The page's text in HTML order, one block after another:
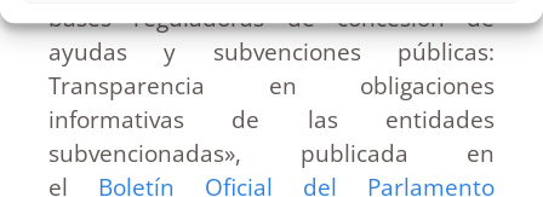
bases reguladoras de concesión de
ayudas y subvenciones públicas:
Transparencia en obligaciones
informativas de las entidades
subvencionadas», publicada en
el Boletín Oficial del Parlamento